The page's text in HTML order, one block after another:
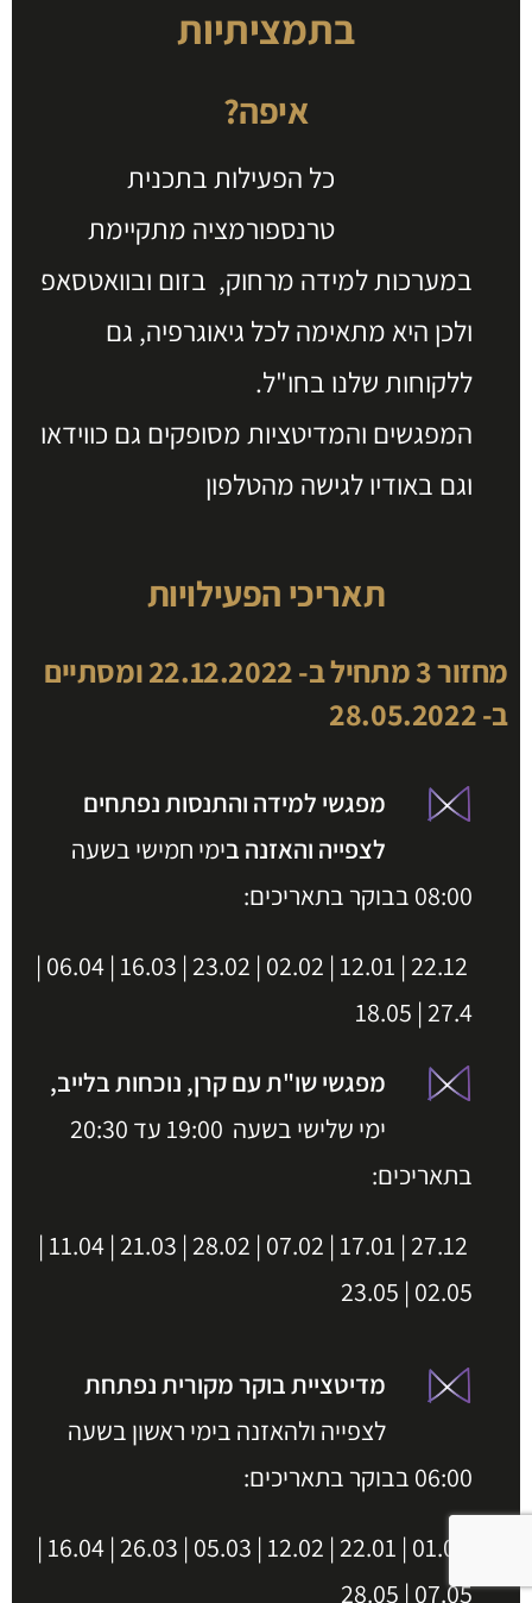
בתמציתיות
איפה?
כל הפעילות בתכנית
טרנספורמציה מתקיימת
במערכות למידה מרחוק, בזום ובוואטסאפ
ולכן היא מתאימה לכל גיאוגרפיה, גם
ללקוחות שלנו בחו"ל.
המפגשים והמדיטציות מסופקים גם כווידאו
וגם באודיו לגישה מהטלפון
תאריכי הפעילויות
מחזור 3 מתחיל ב- 22.12.2022 ומסתיים
ב- 28.05.2022
מפגשי למידה והתנסות נפתחים
לצפייה והאזנה בימי חמישי בשעה
08:00 בבוקר בתאריכים:
22.12 | 12.01 | 02.02 | 23.02 | 16.03 | 06.04 |
27.4 | 18.05
מפגשי שו"ת עם קרן, נוכחות בלייב,
ימי שלישי בשעה 19:00 עד 20:30
בתאריכים:
27.12 | 17.01 | 07.02 | 28.02 | 21.03 | 11.04 |
02.05 | 23.05
מדיטציית בוקר מקורית נפתחת
לצפייה ולהאזנה בימי ראשון בשעה
06:00 בבוקר בתאריכים:
01.01 | 22.01 | 12.02 | 05.03 | 26.03 | 16.04 |
07.05 | 28.05